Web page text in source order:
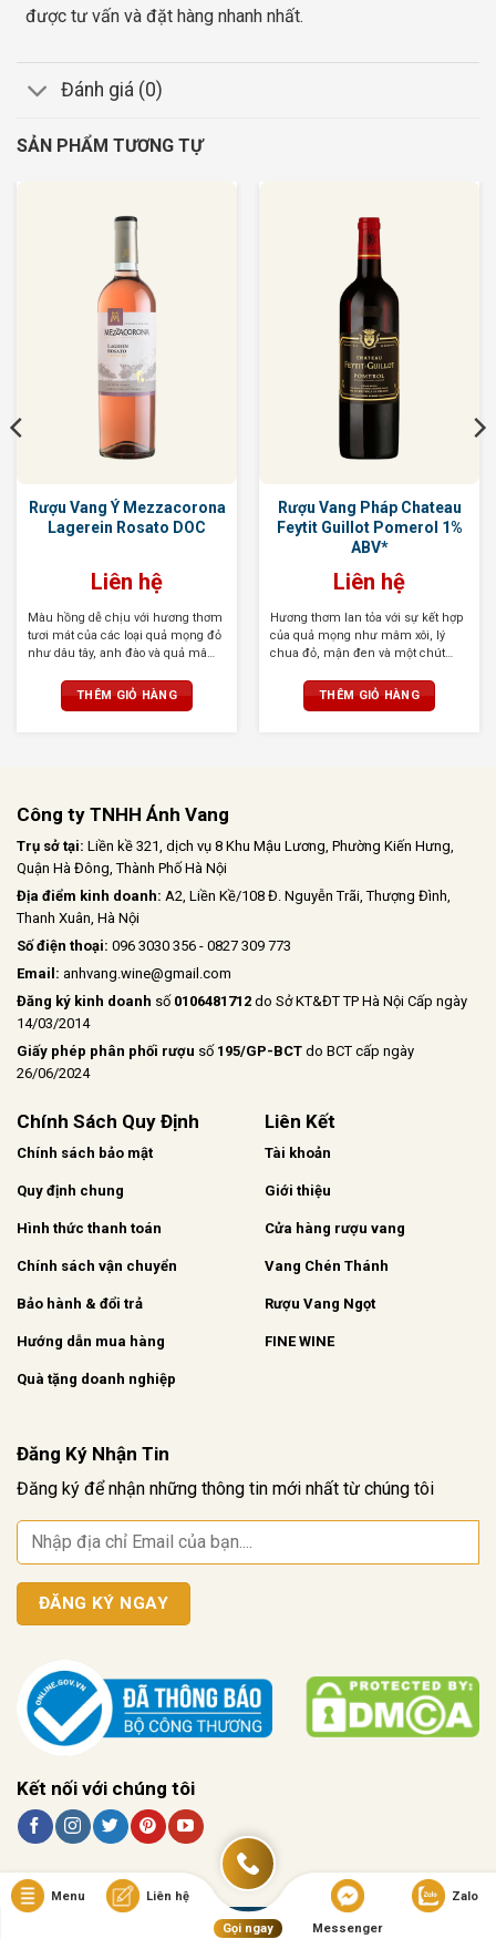
được tư vấn và đặt hàng nhanh nhất.
Đánh giá (0)
SẢN PHẨM TƯƠNG TỰ
Rượu Vang Ý Mezzacorona
Lagerein Rosato DOC
Liên hệ
Màu hồng dễ chịu với hương thơm
tươi mát của các loại quả mọng đỏ
như dâu tây, anh đào và quả mâm
gia vị nhẹ nhàng và thoang thoảng
mùi thơm của hoa hồng. Cấu trúc
THÊM GIỎ HÀNG
Rượu Vang Pháp Chateau
Feytit Guillot Pomerol 1%
ABV*
Liên hệ
Hương thơm lan tỏa với sự kết hợp
của quả mọng như mâm xôi, lý
chua đỏ, mận đen và một chút
nhẹ. Mượt mà, tròn trịa với tannin
mềm mại, hậu vị kéo dài tinh tế
THÊM GIỎ HÀNG
Công ty TNHH Ánh Vang
Trụ sở tại: Liền kề 321, dịch vụ 8 Khu Mậu Lương, Phường Kiến Hưng,
Quận Hà Đông, Thành Phố Hà Nội
Địa điểm kinh doanh: A2, Liền Kề/108 Đ. Nguyễn Trãi, Thượng Đình,
Thanh Xuân, Hà Nội
Số điện thoại: 096 3030 356 - 0827 309 773
Email: anhvang.wine@gmail.com
Đăng ký kinh doanh số 0106481712 do Sở KT&ĐT TP Hà Nội Cấp ngày
14/03/2014
Giấy phép phân phối rượu số 195/GP-BCT do BCT cấp ngày
26/06/2024
Chính Sách Quy Định
Chính sách bảo mật
Quy định chung
Hình thức thanh toán
Chính sách vận chuyển
Bảo hành & đổi trả
Hướng dẫn mua hàng
Quà tặng doanh nghiệp
Liên Kết
Tài khoản
Giới thiệu
Cửa hàng rượu vang
Vang Chén Thánh
Rượu Vang Ngọt
FINE WINE
Đăng Ký Nhận Tin
Đăng ký để nhận những thông tin mới nhất từ chúng tôi
Kết nối với chúng tôi
Copyright © 2025 ANHVANG.VN | Không phục vụ cho người dưới 18 tuổi !
Menu Liên hệ
Gọi ngay Messenger
Zalo